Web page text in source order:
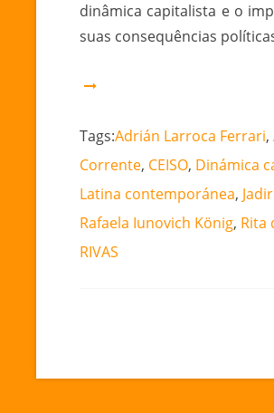
dinâmica capitalista e o
suas consequências
Tags:Adrián Larroca Ferrari,
Corrente, CEISO, Dinámica
Latina contemporánea,
Rafaela Iunovich König, Rita
RIVAS